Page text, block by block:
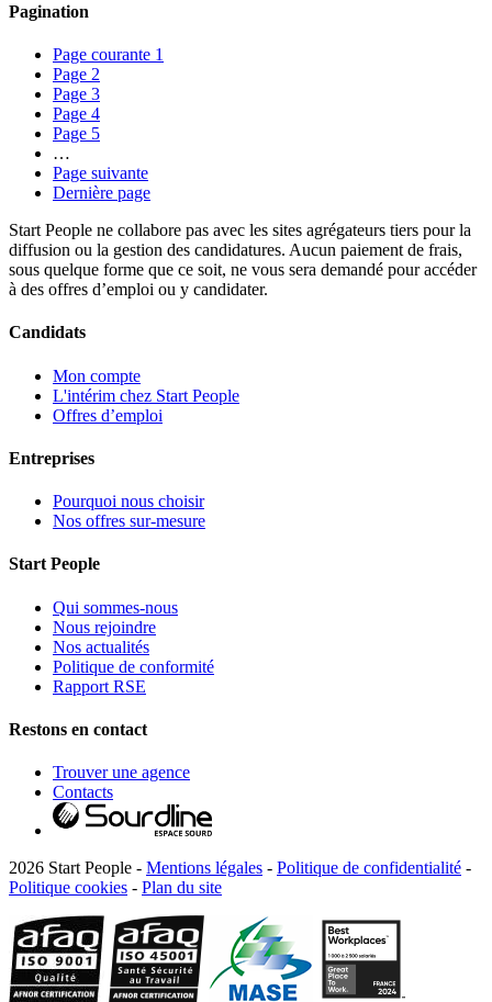
Pagination
Page courante 1
Page 2
Page 3
Page 4
Page 5
…
Page suivante
Dernière page
Start People ne collabore pas avec les sites agrégateurs tiers pour la
diffusion ou la gestion des candidatures. Aucun paiement de frais,
sous quelque forme que ce soit, ne vous sera demandé pour accéder
à des offres d’emploi ou y candidater.
Candidats
Mon compte
L'intérim chez Start People
Offres d’emploi
Entreprises
Pourquoi nous choisir
Nos offres sur-mesure
Start People
Qui sommes-nous
Nous rejoindre
Nos actualités
Politique de conformité
Rapport RSE
Restons en contact
Trouver une agence
Contacts
2026 Start People - Mentions légales - Politique de confidentialité -
Politique cookies - Plan du site